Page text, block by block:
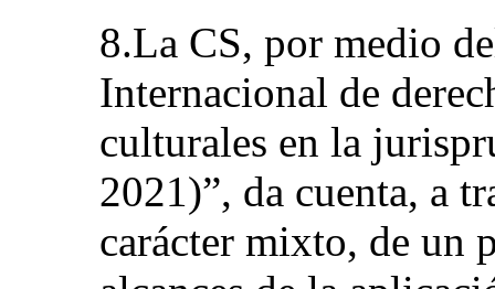
8.La CS, por medio
Internacional de
culturales en la
2021)”, da cuenta, a
carácter mixto, de un